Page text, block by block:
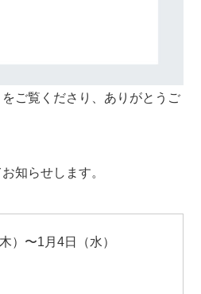
ご覧くださり、ありがとうご
知らせします。
）〜1月4日（水）